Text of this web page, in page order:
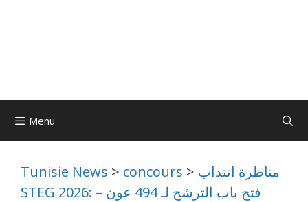
Menu
Tunisie News > concours > مناظرة انتداب
STEG 2026: فتح باب الترشح لـ 494 عون –